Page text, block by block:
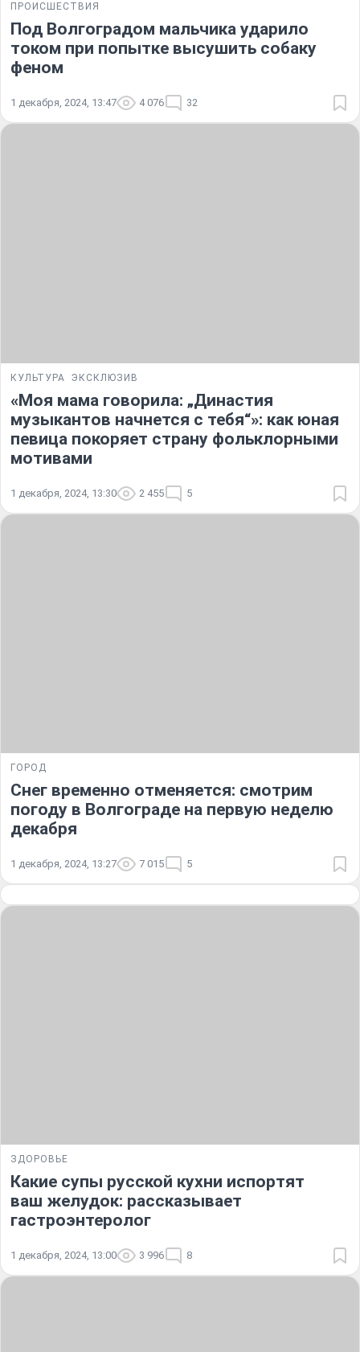
ПРОИСШЕСТВИЯ
Под Волгоградом мальчика ударило
током при попытке высушить собаку
феном
1 декабря, 2024, 13:47 4 076 32
КУЛЬТУРА ЭКСКЛЮЗИВ
«Моя мама говорила: „Династия
музыкантов начнется с тебя“»: как юная
певица покоряет страну фольклорными
мотивами
1 декабря, 2024, 13:30 2 455 5
ГОРОД
Снег временно отменяется: смотрим
погоду в Волгограде на первую неделю
декабря
1 декабря, 2024, 13:27 7 015 5
ЗДОРОВЬЕ
Какие супы русской кухни испортят
ваш желудок: рассказывает
гастроэнтеролог
1 декабря, 2024, 13:00 3 996 8